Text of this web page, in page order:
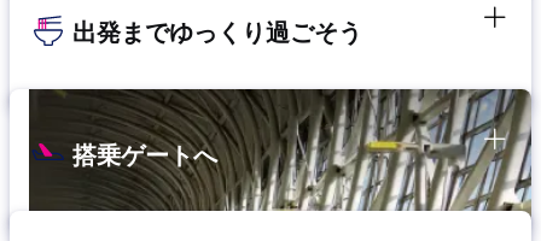
出発までゆっくり過ごそう
搭乗ゲートへ